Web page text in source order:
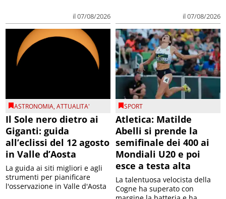
il 07/08/2026 il 07/08/2026
ASTRONOMIA,ATTUALITA'
Il Sole nero dietro ai
Giganti: guida
all’eclissi del 12 agosto
in Valle d’Aosta
La guida ai siti migliori e agli
strumenti per pianificare
l'osservazione in Valle d'Aosta
SPORT
Atletica: Matilde
Abelli si prende la
semifinale dei 400 ai
Mondiali U20 e poi
esce a testa alta
La talentuosa velocista della
Cogne ha superato con